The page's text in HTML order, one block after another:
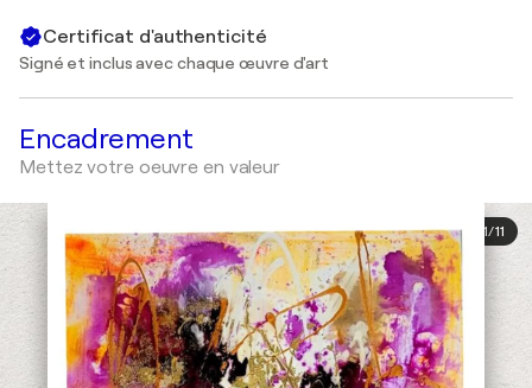
Certificat d'authenticité
Signé et inclus avec chaque œuvre d'art
Encadrement
Mettez votre oeuvre en valeur
1/11